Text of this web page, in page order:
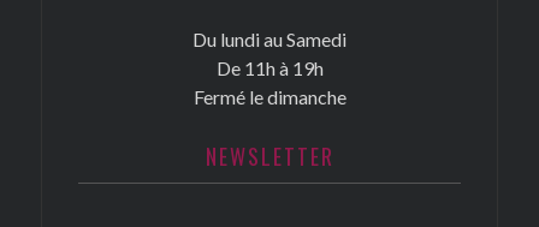
Du lundi au Samedi
De 11h à 19h
Fermé le dimanche
NEWSLETTER